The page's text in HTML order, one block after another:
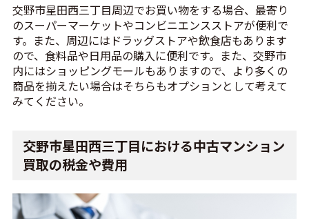
交野市星田西三丁目周辺でお買い物をする場合、最寄り
のスーパーマーケットやコンビニエンスストアが便利で
す。また、周辺にはドラッグストアや飲食店もあります
ので、食料品や日用品の購入に便利です。また、交野市
内にはショッピングモールもありますので、より多くの
商品を揃えたい場合はそちらもオプションとして考えて
みてください。
交野市星田西三丁目における中古マンション
買取の税金や費用